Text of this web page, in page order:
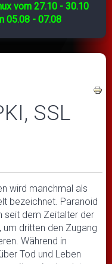
vom 27.10 - 30.10
05.08 - 07.08
SSL
wird manchmal als
bezeichnet. Paranoid
seit dem Zeitalter der
um dritten den Zugang
Während in
Tod und Leben